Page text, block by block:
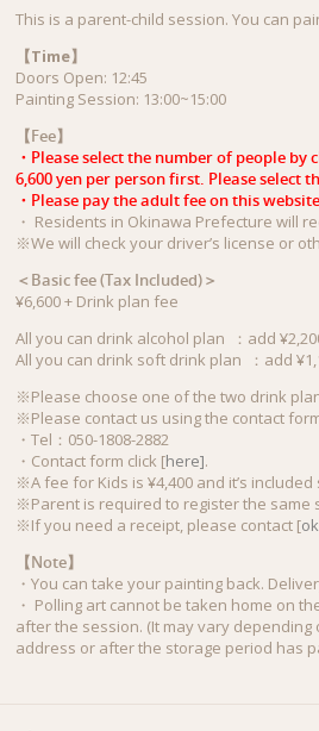
This is a parent-child session. You can
【Time】
Doors Open: 12:45
Painting Session: 13:00~15:00
【Fee】
・Please select the number of people
6,600 yen per person first. Please select
・Please pay the adult fee on this
・ Residents in Okinawa Prefecture will
※We will check your driver’s license or
＜ Basicfee(Tax Included)＞
¥6,600 + Drink plan fee
All you can drink alcohol plan ：add
All you can drink soft drink plan ：add
※Please choose one of the two drink
※Please contact us using the contact
・Tel：050-1808-2882
・Contact form click [here].
※A fee for Kids is ¥4,400 and it’s
※Parent is required to register the same
※If you need a receipt, please contact [
【Note】
・You can take your painting back.
・ Polling art cannot be taken home on
after the session. (It may vary
address or after the storage period has